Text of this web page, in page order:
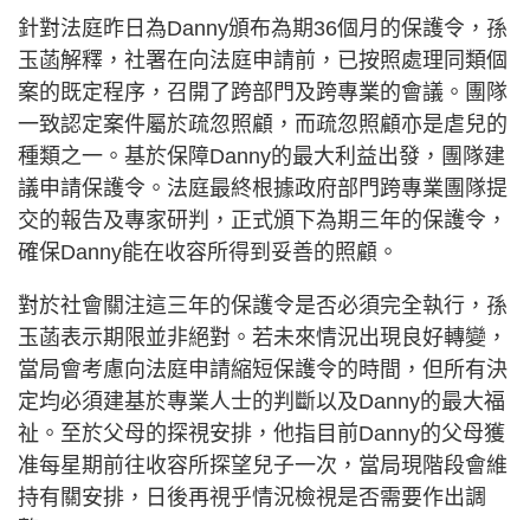
針對法庭昨日為Danny頒布為期36個月的保護令，孫
玉菡解釋，社署在向法庭申請前，已按照處理同類個
案的既定程序，召開了跨部門及跨專業的會議。團隊
一致認定案件屬於疏忽照顧，而疏忽照顧亦是虐兒的
種類之一。基於保障Danny的最大利益出發，團隊建
議申請保護令。法庭最終根據政府部門跨專業團隊提
交的報告及專家研判，正式頒下為期三年的保護令，
確保Danny能在收容所得到妥善的照顧。
對於社會關注這三年的保護令是否必須完全執行，孫
玉菡表示期限並非絕對。若未來情況出現良好轉變，
當局會考慮向法庭申請縮短保護令的時間，但所有決
定均必須建基於專業人士的判斷以及Danny的最大福
祉。至於父母的探視安排，他指目前Danny的父母獲
准每星期前往收容所探望兒子一次，當局現階段會維
持有關安排，日後再視乎情況檢視是否需要作出調